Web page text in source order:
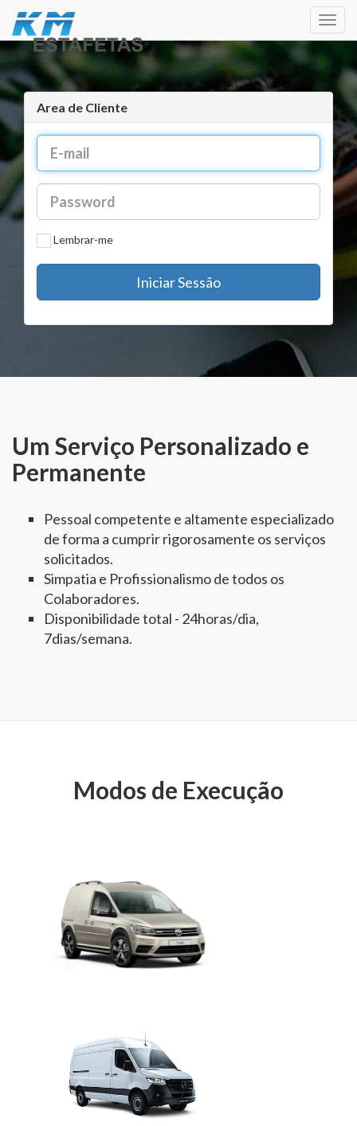
Menu
Area de Cliente
Lembrar-me
Iniciar Sessão
Um Serviço Personalizado e
Permanente
Pessoal competente e altamente especializado
de forma a cumprir rigorosamente os serviços
solicitados.
Simpatia e Profissionalismo de todos os
Colaboradores.
Disponibilidade total - 24horas/dia,
7dias/semana.
Modos de Execução